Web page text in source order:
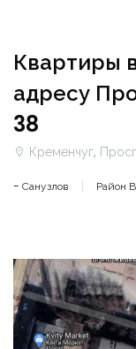
Квартиры
адресу
38
Кременчуг,
- Санузлов Район